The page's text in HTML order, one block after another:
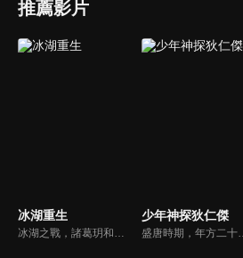
推薦影片
冰湖重生 少年神探狄仁傑
盛唐時期，年方二十的狄仁傑﹝黃宗澤﹞上京參加明經考試，一名偽裝成考生的刺客忽然殺出，導致考場大亂，狄仁傑護主有功，武則天命狄仁傑繼續追查刺客的來歷，狄仁傑發現對方的暗殺是經過詳細周密的部署，背後的陰謀不可輕視，決心不追查到底不甘休。